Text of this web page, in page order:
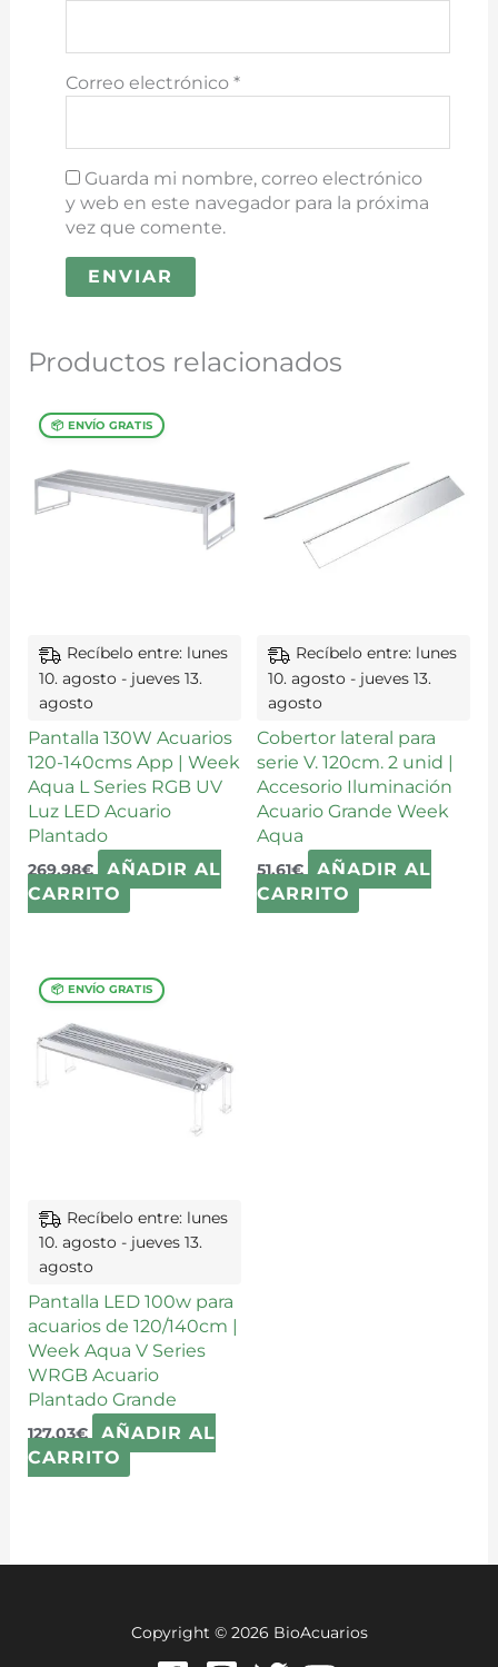
Correo electrónico *
Guarda mi nombre, correo electrónico
y web en este navegador para la próxima
vez que comente.
Productos relacionados
Recíbelo entre: lunes
10. agosto - jueves 13.
agosto
Pantalla 130W Acuarios
120-140cms App | Week
Aqua L Series RGB UV
Luz LED Acuario
Plantado
269,98€
AÑADIR AL
CARRITO
Recíbelo entre: lunes
10. agosto - jueves 13.
agosto
Cobertor lateral para
serie V. 120cm. 2 unid |
Accesorio Iluminación
Acuario Grande Week
Aqua
51,61€
AÑADIR AL
CARRITO
Recíbelo entre: lunes
10. agosto - jueves 13.
agosto
Pantalla LED 100w para
acuarios de 120/140cm |
Week Aqua V Series
WRGB Acuario
Plantado Grande
127,03€
AÑADIR AL
CARRITO
Copyright © 2026 BioAcuarios